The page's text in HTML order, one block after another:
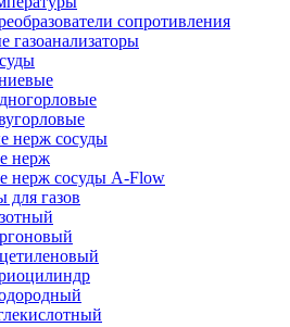
сопротивления
газоанализаторы
нерж сосуды
нерж
нерж сосуды A-Flow
для газов